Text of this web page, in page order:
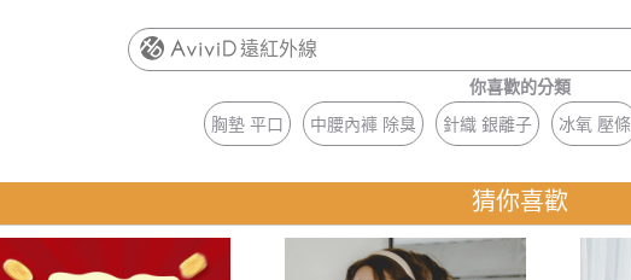
遠紅外線
你喜歡的分類
胸墊 平口
中腰內褲 除臭 針織 銀離子 冰氧 壓條
猜你喜歡